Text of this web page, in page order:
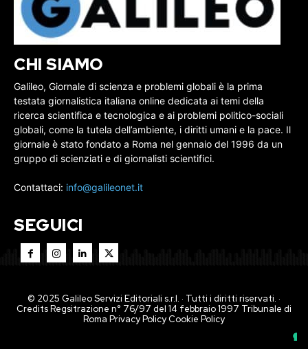
CHI SIAMO
Galileo, Giornale di scienza e problemi globali è la prima
testata giornalistica italiana online dedicata ai temi della
ricerca scientifica e tecnologica e ai problemi politico-sociali
globali, come la tutela dell’ambiente, i diritti umani e la pace. Il
giornale è stato fondato a Roma nel gennaio del 1996 da un
gruppo di scienziati e di giornalisti scientifici.
Contattaci: info@galileonet.it
SEGUICI
© 2025 Galileo Servizi Editoriali s.r.l. · Tutti i diritti riservati. ·
Credits Regsitrazione n° 76/97 del 14 febbraio 1997 Tribunale di
Roma Privacy PolicyCookie Policy